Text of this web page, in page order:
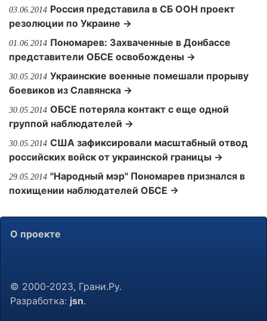
03.06.2014 Россия представила в СБ ООН проект
резолюции по Украине →
01.06.2014 Пономарев: Захваченные в Донбассе
представители ОБСЕ освобождены →
30.05.2014 Украинские военные помешали прорыву
боевиков из Славянска →
30.05.2014 ОБСЕ потеряла контакт с еще одной
группой наблюдателей →
30.05.2014 США зафиксировали масштабный отвод
российских войск от украинской границы →
29.05.2014 "Народный мэр" Пономарев признался в
похищении наблюдателей ОБСЕ →
О проекте
© 2000-2023, Грани.Ру.
Разработка: jsn.